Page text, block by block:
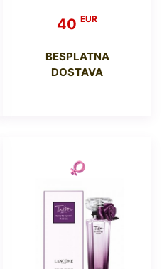
40 EUR
BESPLATNA
DOSTAVA